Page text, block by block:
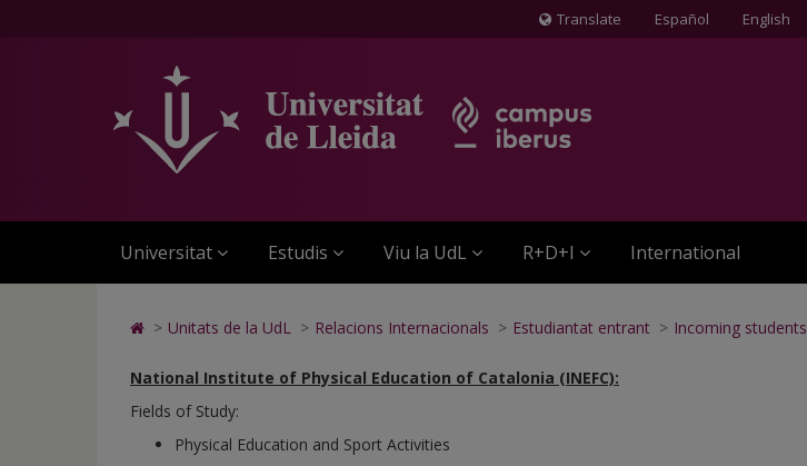
Icona
Translate Español English
Universitat Estudis Viu la UdL R+D+I International
Icono
Home
para
ir
> Unitats de la UdL > Relacions Internacionals > Estudiantat entrant > Incoming students
National Institute of Physical Education of Catalonia (INEFC):
Fields of Study:
Physical Education and Sport Activities